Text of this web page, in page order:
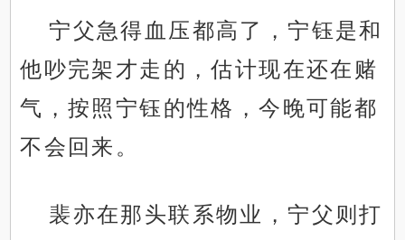
宁父急得血压都高了，宁钰是和
他吵完架才走的，估计现在还在赌
气，按照宁钰的性格，今晚可能都
不会回来。
裴亦在那头联系物业，宁父则打